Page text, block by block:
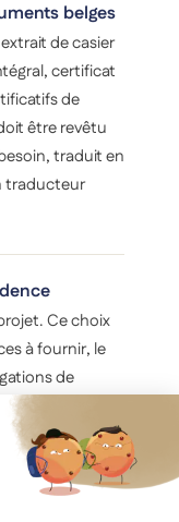
belges
de casier
certificat
de
être revêtu
traduit en
traducteur
Ce choix
à fournir, le
de
et préparer